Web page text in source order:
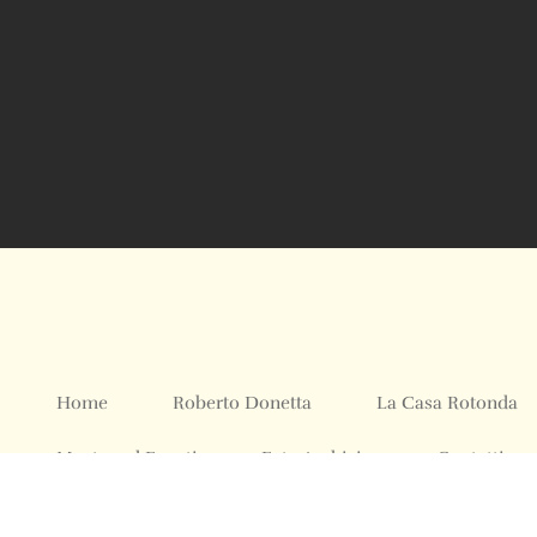
Home Roberto Donetta La Casa Rotonda
Mostre ed Eventi Foto Archivio Contatti